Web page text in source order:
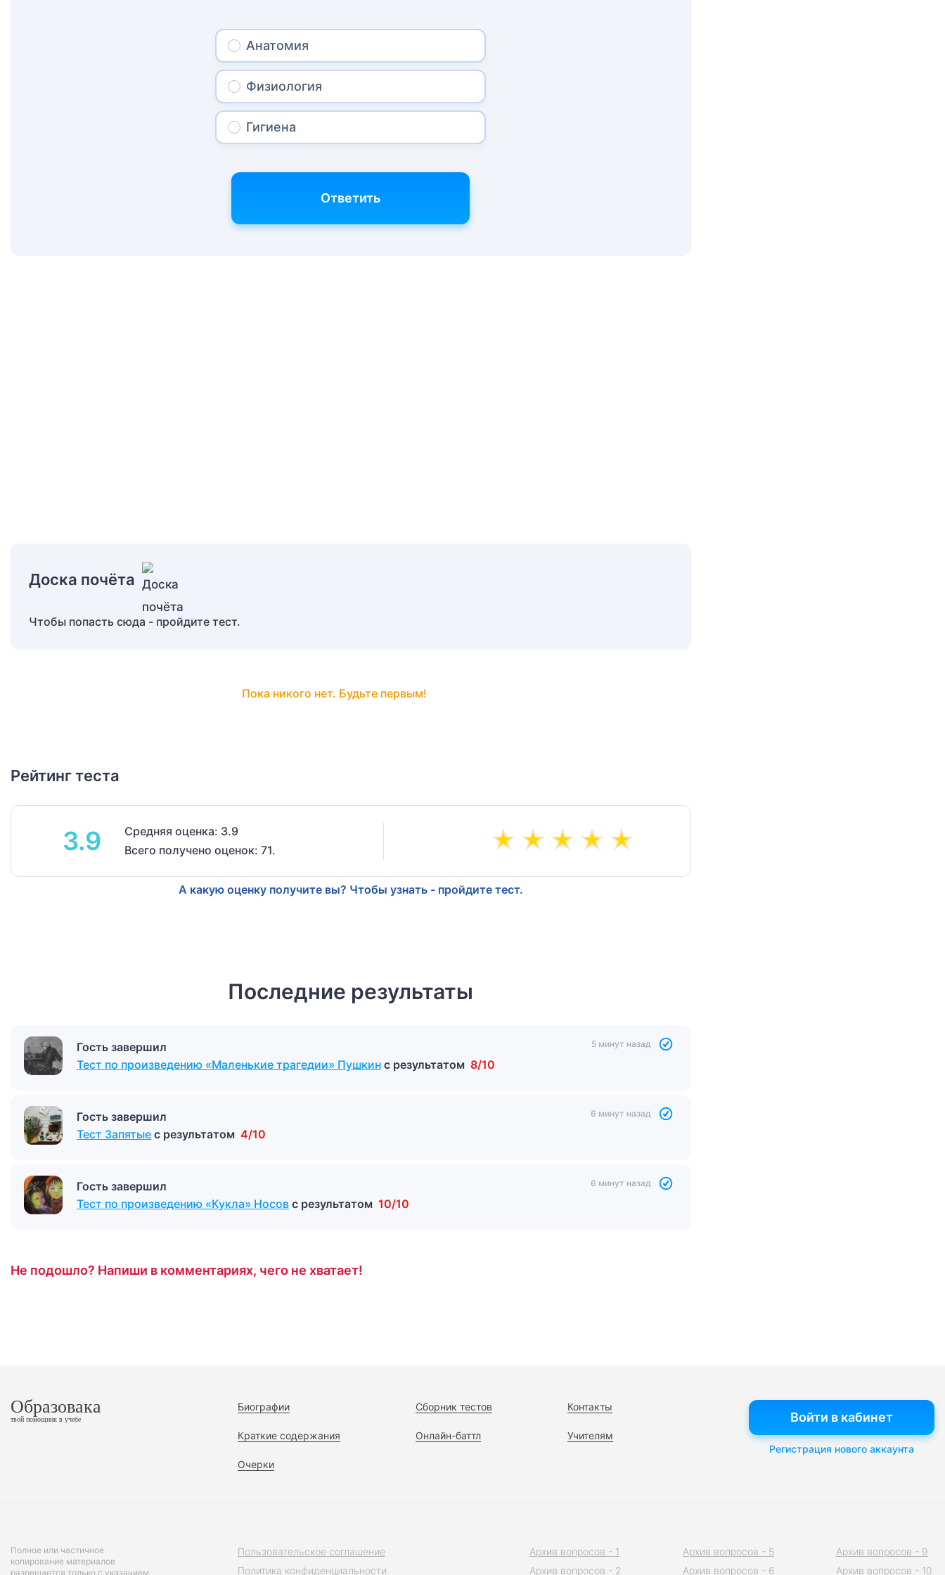
Анатомия
Физиология
Гигиена
Ответить
Доска почёта
Чтобы попасть сюда - пройдите тест.
Пока никого нет. Будьте первым!
Рейтинг теста
3.9
Средняя оценка: 3.9
Всего получено оценок: 71.
А какую оценку получите вы? Чтобы узнать - пройдите тест.
Последние результаты
Гость завершил
Тест по произведению «Маленькие трагедии» Пушкин с результатом 8/10
5 минут назад
Гость завершил
Тест Запятые с результатом 4/10
6 минут назад
Гость завершил
Тест по произведению «Кукла» Носов с результатом 10/10
6 минут назад
Не подошло? Напиши в комментариях, чего не хватает!
Образовака
твой помощник в учебе
Биографии
Краткие содержания
Очерки
Сборник тестов
Онлайн-баттл
Контакты
Учителям
Войти в кабинет
Регистрация нового аккаунта
Полное или частичное
копирование материалов
разрешается только с указанием
Пользовательское соглашение
Политика конфиденциальности
Архив вопросов - 1
Архив вопросов - 2
Архив вопросов - 5
Архив вопросов - 6
Архив вопросов - 9
Архив вопросов - 10